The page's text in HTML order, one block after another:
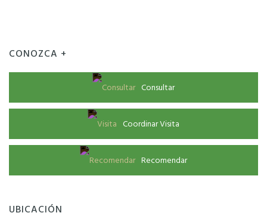
CONOZCA +
Consultar
Coordinar Visita
Recomendar
UBICACIÓN